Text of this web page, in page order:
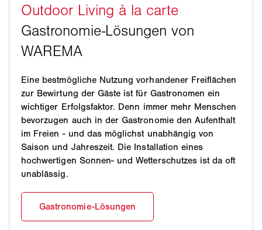
Eine bestmögliche Nutzung vorhandener Freiflächen
zur Bewirtung der Gäste ist für Gastronomen ein
wichtiger Erfolgsfaktor. Denn immer mehr Menschen
bevorzugen auch in der Gastronomie den Aufenthalt
im Freien - und das möglichst unabhängig von
Saison und Jahreszeit. Die Installation eines
hochwertigen Sonnen- und Wetterschutzes ist da oft
unablässig.